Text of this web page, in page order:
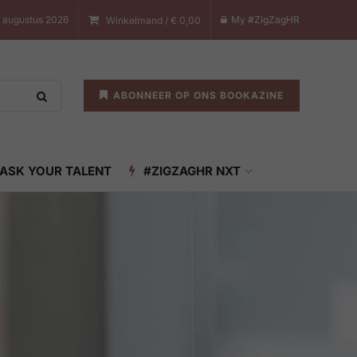
2026 Winkelmand / € 0,00 My #ZigZagHR
ABONNEER OP ONS BOOKAZINE
YOUR TALENT #ZIGZAGHR NXT